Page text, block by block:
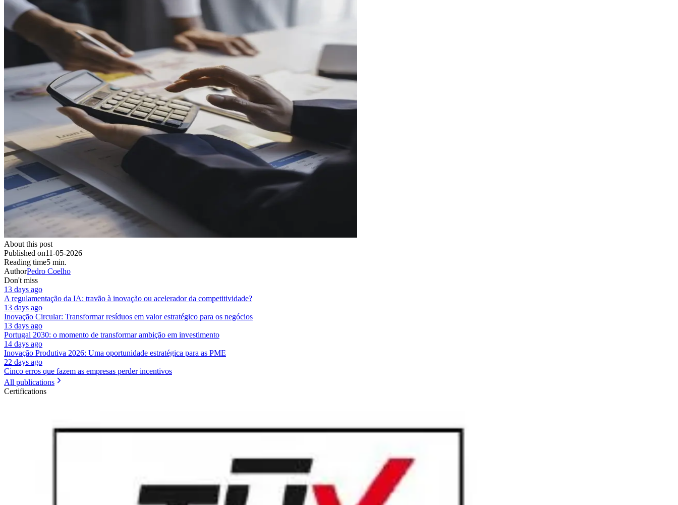
About this post
Published on11-05-2026
Reading time5 min.
AuthorPedro Coelho
Don't miss
13 days ago
A regulamentação da IA: travão à inovação ou acelerador da competitividade?
13 days ago
Inovação Circular: Transformar resíduos em valor estratégico para os negócios
13 days ago
Portugal 2030: o momento de transformar ambição em investimento
14 days ago
Inovação Produtiva 2026: Uma oportunidade estratégica para as PME
22 days ago
Cinco erros que fazem as empresas perder incentivos
All publications
Certifications